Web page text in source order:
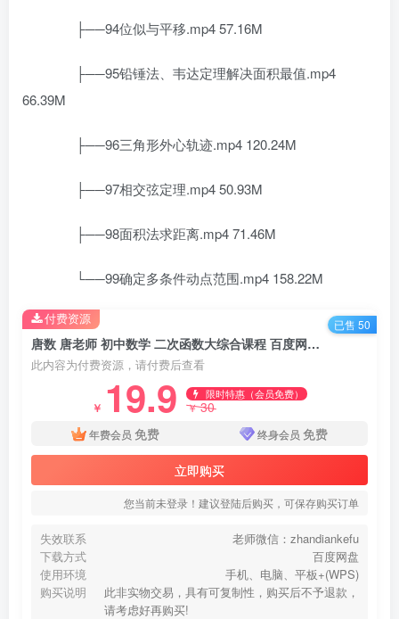
├──94位似与平移.mp4 57.16M
├──95铅锤法、韦达定理解决面积最值.mp4
66.39M
├──96三角形外心轨迹.mp4 120.24M
├──97相交弦定理.mp4 50.93M
├──98面积法求距离.mp4 71.46M
└──99确定多条件动点范围.mp4 158.22M
唐数 唐老师 初中数学 二次函数大综合课程 百度网盘下载
此内容为付费资源，请付费后查看
￥ 19.9 限时特惠（会员免费）
￥30
年费会员 免费 终身会员 免费
立即购买
您当前未登录！建议登陆后购买，可保存购买订单
失效联系
老师微信：zhandiankefu
下载方式
百度网盘
使用环境
手机、电脑、平板+(WPS)
购买说明
此非实物交易，具有可复制性，购买后不予退款，
请考虑好再购买!
付费资源 已售 50